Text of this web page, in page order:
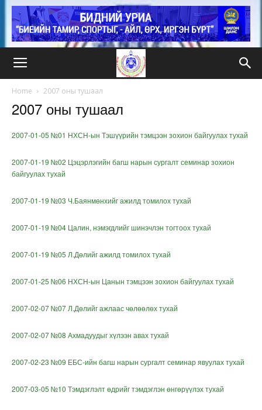
Home 2007 оны тушаал
2007 оны тушаал
2007-01-05 №01 НХСН-ын Тэшүүрийн тэмцээн зохион байгуулах тухай
2007-01-19 №02 Цэцэрлэгийн багш нарын сургалт семинар зохион
байгуулах тухай
2007-01-19 №03 Ч.Баянмөнхийг ажилд томилох тухай
2007-01-19 №04 Цалин, нэмэгдлийг шинэчлэн тогтоох тухай
2007-01-19 №05 Л.Дөлийг ажилд томилох тухай
2007-01-25 №06 НХСН-ын Цанын тэмцээн зохион байгуулах тухай
2007-02-07 №07 Л.Дөлийг ажлаас чөлөөлөх тухай
2007-02-07 №08 Ахмадуудыг хүлээн авах тухай
2007-02-23 №09 ЕБС-ийн багш нарын сургалт семинар явуулах тухай
2007-03-05 №10 Тэмдэглэлт өдрийг тэмдэглэн өнгөрүүлэх тухай